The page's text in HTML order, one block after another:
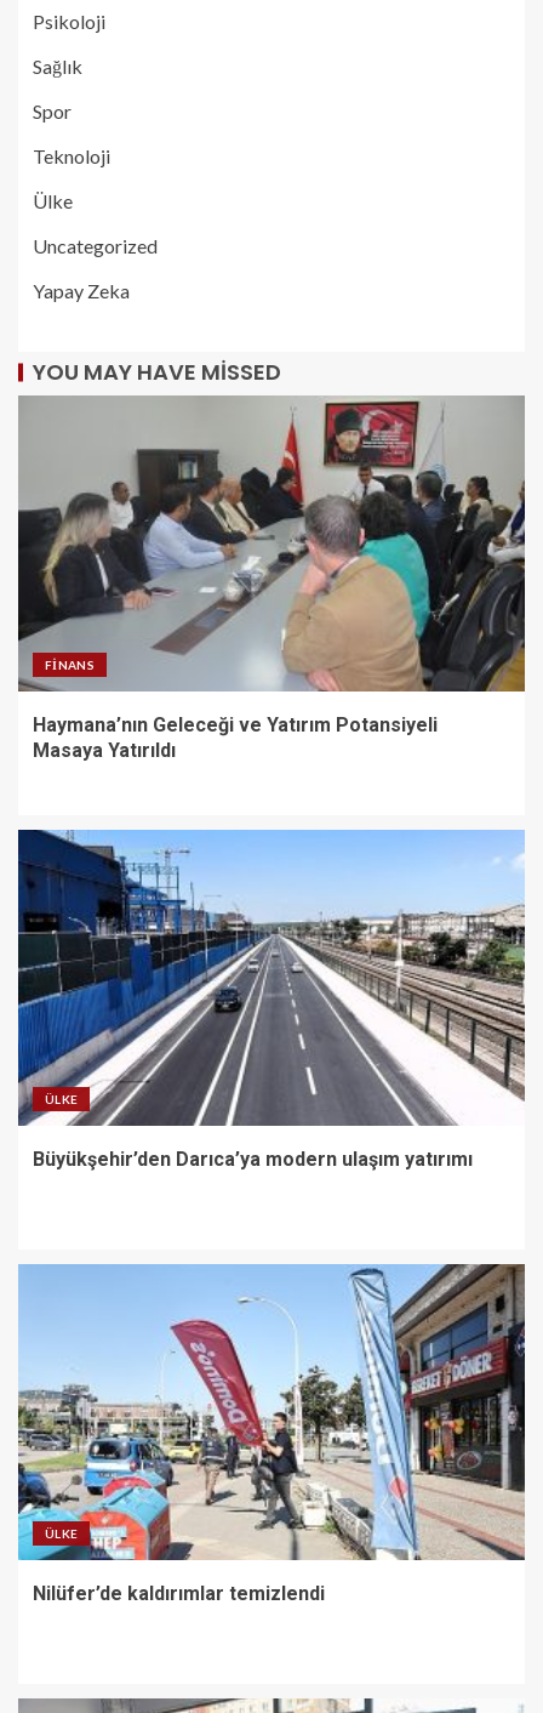
Psikoloji
Sağlık
Spor
Teknoloji
Ülke
Uncategorized
Yapay Zeka
YOU MAY HAVE MISSED
FINANS
Haymana’nın Geleceği ve Yatırım Potansiyeli
Masaya Yatırıldı
ÜLKE
Büyükşehir’den Darıca’ya modern ulaşım yatırımı
ÜLKE
Nilüfer’de kaldırımlar temizlendi